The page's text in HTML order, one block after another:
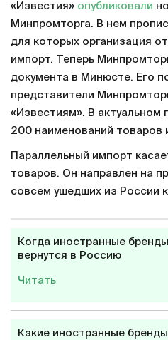
«Известия» опубликовали
Минпромторга. В нем
для которых организация
импорт. Теперь
документа в Минюсте. Его
представители
«Известиям». В актуальном
200 наименований товаров
Параллельный импорт
товаров. Он направлен на
совсем ушедших из России
Когда иностранные
вернутся в Россию
Читать
Какие иностранные